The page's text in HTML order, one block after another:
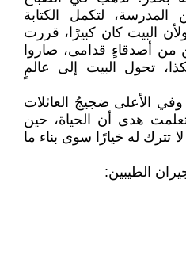
المدرسة، لتكمل الكتابة
البيت كان كبيرًا، قررت
من أصدقاءٍ قدامى، صاروا
تحول البيت إلى عالمٍ
الأعلى ضجيجُ العائلات
هدى أن الحياة، حين
تترك له خيارًا سوى بناء ما
الطيبين: